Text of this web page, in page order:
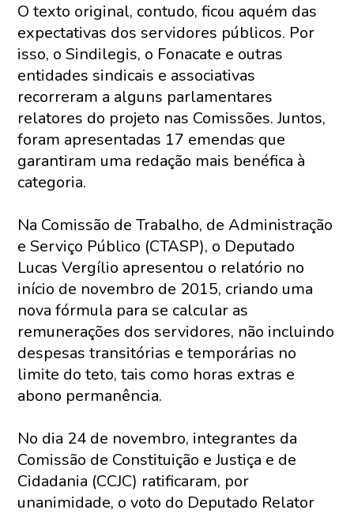
O texto original, contudo, ficou aquém das
expectativas dos servidores públicos. Por
isso, o Sindilegis, o Fonacate e outras
entidades sindicais e associativas
recorreram a alguns parlamentares
relatores do projeto nas Comissões. Juntos,
foram apresentadas 17 emendas que
garantiram uma redação mais benéfica à
categoria.
Na Comissão de Trabalho, de Administração
e Serviço Público (CTASP), o Deputado
Lucas Vergílio apresentou o relatório no
início de novembro de 2015, criando uma
nova fórmula para se calcular as
remunerações dos servidores, não incluindo
despesas transitórias e temporárias no
limite do teto, tais como horas extras e
abono permanência.
No dia 24 de novembro, integrantes da
Comissão de Constituição e Justiça e de
Cidadania (CCJC) ratificaram, por
unanimidade, o voto do Deputado Relator